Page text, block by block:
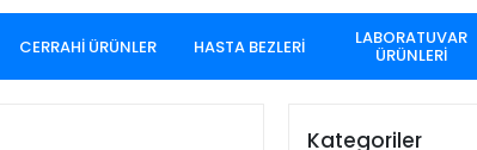
CERRAHİ ÜRÜNLER HASTA BEZLERİ LABORATUVAR
ÜRÜNLERİ
Kategoriler